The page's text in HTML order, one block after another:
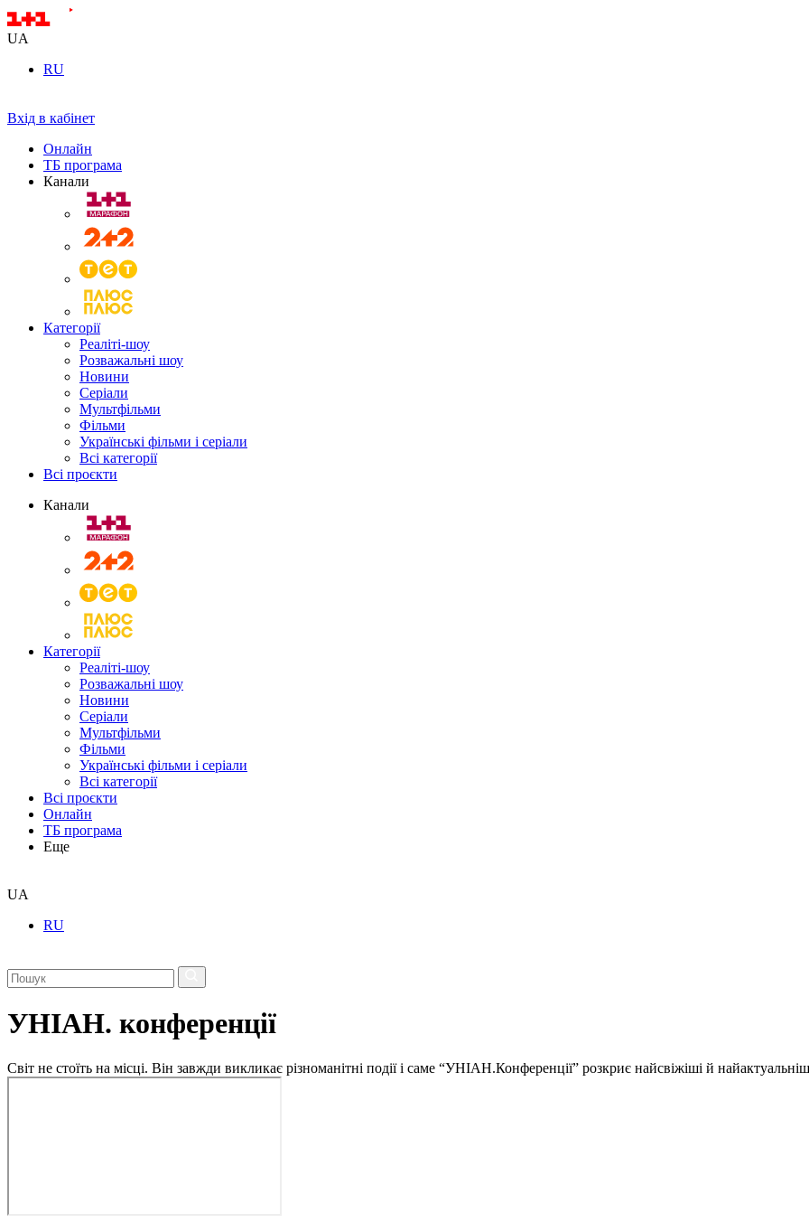
UA
RU
Вхід в кабінет
Онлайн
ТБ програма
Канали
Категорії
Реаліті-шоу
Розважальні шоу
Новини
Серіали
Мультфільми
Фільми
Українські фільми і серіали
Всі категорії
Всі проєкти
Канали
Категорії
Реаліті-шоу
Розважальні шоу
Новини
Серіали
Мультфільми
Фільми
Українські фільми і серіали
Всі категорії
Всі проєкти
Онлайн
ТБ програма
Еще
UA
RU
УНІАН. конференції
Світ не стоїть на місці. Він завжди викликає різноманітні події і саме “УНІАН.Конференції” розкриє найсвіжіші й